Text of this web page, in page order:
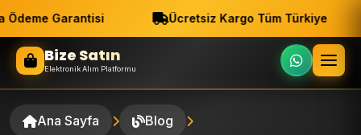
Ödeme Garantisi Ücretsiz Kargo Tüm Türkiye
Bize Satın
Elektronik Alım Platformu
Ana Sayfa
Blog